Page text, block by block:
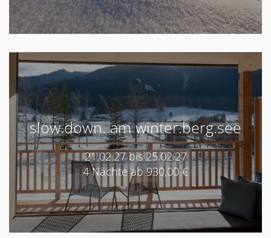
slow.down. am winter.berg.see
21.02.27 bis 25.02.27
4 Nächte ab 930,00 €